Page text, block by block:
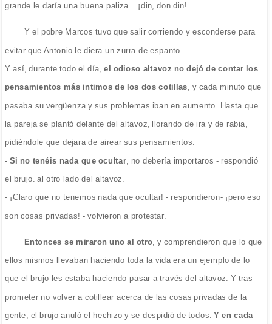
grande le daría una buena paliza... ¡din, don din!
Y el pobre Marcos tuvo que salir corriendo y esconderse para
evitar que Antonio le diera un zurra de espanto...
Y así, durante todo el día, el odioso altavoz no dejó de contar los
pensamientos más intimos de los dos cotillas, y cada minuto que
pasaba su vergüenza y sus problemas iban en aumento. Hasta que
la pareja se plantó delante del altavoz, llorando de ira y de rabia,
pidiéndole que dejara de airear sus pensamientos.
- Si no tenéis nada que ocultar, no debería importaros - respondió
el brujo. al otro lado del altavoz.
- ¡Claro que no tenemos nada que ocultar! - respondieron- ¡pero eso
son cosas privadas! - volvieron a protestar.
Entonces se miraron uno al otro , y comprendieron que lo que
ellos mismos llevaban haciendo toda la vida era un ejemplo de lo
que el brujo les estaba haciendo pasar a través del altavoz. Y tras
prometer no volver a cotillear acerca de las cosas privadas de la
gente, el brujo anuló el hechizo y se despidió de todos. Y en cada